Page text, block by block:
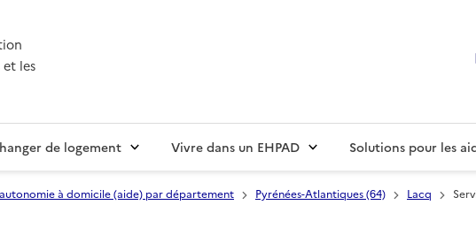
et les
de logement Vivre dans un EHPAD Solutions pour les
à domicile (aide) par département Pyrénées-Atlantiques (64) Lacq